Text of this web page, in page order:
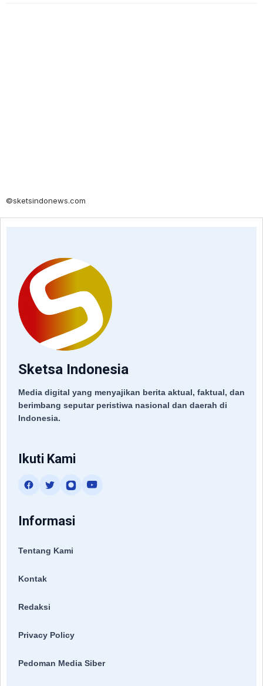
©sketsindonews.com
Sketsa Indonesia
Media digital yang menyajikan berita aktual, faktual, dan
berimbang seputar peristiwa nasional dan daerah di
Indonesia.
Ikuti Kami
Informasi
Tentang Kami
Kontak
Redaksi
Privacy Policy
Pedoman Media Siber